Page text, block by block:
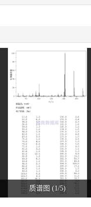
质谱图 (1/5)